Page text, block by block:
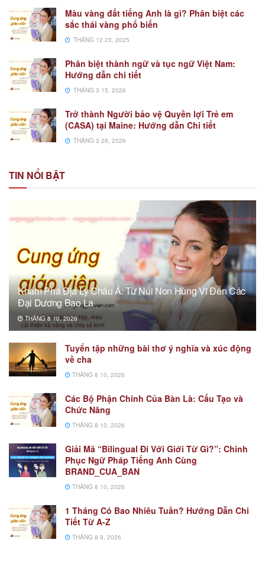
Màu vàng đất tiếng Anh là gì? Phân biệt các
sắc thái vàng phổ biến
THÁNG 12 23, 2025
Phân biệt thành ngữ và tục ngữ Việt Nam:
Hướng dẫn chi tiết
THÁNG 3 15, 2026
Trở thành Người bảo vệ Quyền lợi Trẻ em
(CASA) tại Maine: Hướng dẫn Chi tiết
THÁNG 3 28, 2026
TIN NỔI BẬT
Khám Phá Địa Lý Châu Á: Từ Núi Non Hùng Vĩ Đến Các
Đại Dương Bao La
THÁNG 8 10, 2026
Tuyển tập những bài thơ ý nghĩa và xúc động
về cha
THÁNG 8 10, 2026
Các Bộ Phận Chính Của Bàn Là: Cấu Tạo và
Chức Năng
THÁNG 8 10, 2026
Giải Mã “Bilingual Đi Với Giới Từ Gì?”: Chinh
Phục Ngữ Pháp Tiếng Anh Cùng
BRAND_CUA_BAN
THÁNG 8 10, 2026
1 Tháng Có Bao Nhiêu Tuần? Hướng Dẫn Chi
Tiết Từ A-Z
THÁNG 8 9, 2026